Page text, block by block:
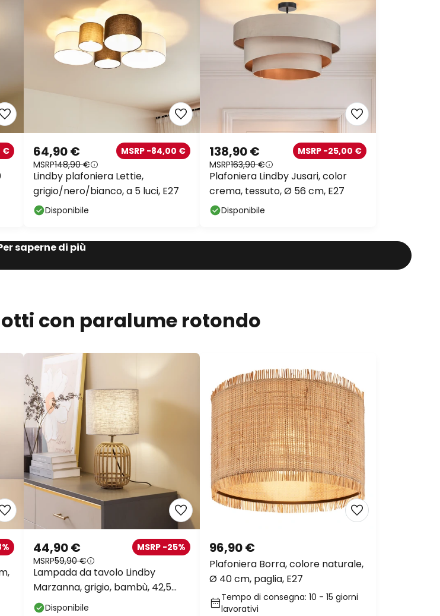
€ 64,90 €
MSRP148,90 €
MSRP -84,00 €
Lindby plafoniera Lettie,
grigio/nero/bianco, a 5 luci, E27
Disponibile
138,90 €
MSRP163,90 €
MSRP -25,00 €
Plafoniera Lindby Jusari, color
crema, tessuto, Ø 56 cm, E27
Disponibile
saperne di più
con paralume rotondo
44,90 €
MSRP59,90 €
MSRP -25%
Lampada da tavolo Lindby
Marzanna, grigio, bambù, 42,5
cm, E27
Disponibile
96,90 €
Plafoniera Borra, colore naturale,
Ø 40 cm, paglia, E27
Tempo di consegna: 10 - 15 giorni
lavorativi